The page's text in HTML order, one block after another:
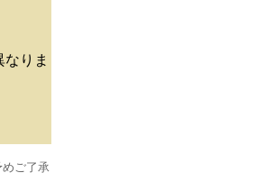
りま
めご了承